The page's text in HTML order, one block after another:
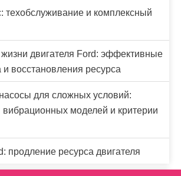
техобслуживание и комплексный
двигателя Ford: эффективные
восстановления ресурса
для сложных условий:
моделей и критерии
продление ресурса двигателя